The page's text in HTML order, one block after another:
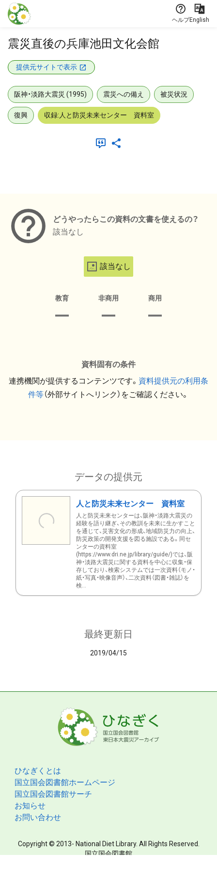
本文に飛ぶ
ヘルプEnglish
震災直後の兵庫池田文化会館
提供元サイトで表示
阪神・淡路大震災 (1995) 震災への備え 被災状況
復興 収録:人と防災未来センター 資料室
どうやったらこの資料の文書を使えるの？
該当なし
該当なし
教育 非商用 商用
資料固有の条件
連携機関が提供するコンテンツです。 資料提供元の利用条
件等（外部サイトへリンク）をご確認ください。
データの提供元
人と防災未来センター 資料室
人と防災未来センターは、阪神・淡路大震災の
経験を語り継ぎ、その教訓を未来に生かすこと
を通じて、災害文化の形成、地域防災力の向上、
防災政策の開発支援を図る施設である。同セ
ンターの資料室
(https://www.dri.ne.jp/library/guide/)では、阪
神・淡路大震災に関する資料を中心に収集・保
存しており、検索システムでは一次資料（モノ・
紙・写真・映像音声）、二次資料（図書・雑誌）を
検...
最終更新日
2019/04/15
ひなぎくとは
国立国会図書館ホームページ
国立国会図書館サーチ
お知らせ
お問い合わせ
Copyright © 2013- National Diet Library. All Rights Reserved.